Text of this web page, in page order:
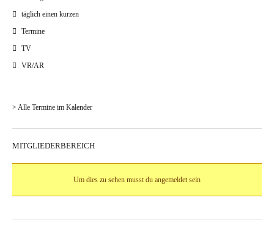
täglich einen kurzen
Termine
TV
VR/AR
> Alle Termine im Kalender
MITGLIEDERBEREICH
Um dies zu sehen musst du angemeldet sein